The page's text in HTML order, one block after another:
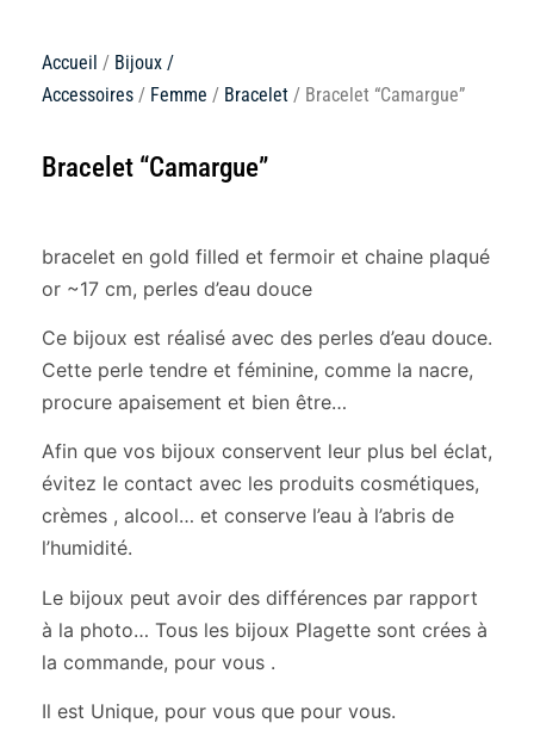
Accueil / Bijoux /
Accessoires / Femme / Bracelet / Bracelet “Camargue”
Bracelet “Camargue”
bracelet en gold filled et fermoir et chaine plaqué
or ~17 cm, perles d’eau douce
Ce bijoux est réalisé avec des perles d’eau douce.
Cette perle tendre et féminine, comme la nacre,
procure apaisement et bien être…
Afin que vos bijoux conservent leur plus bel éclat,
évitez le contact avec les produits cosmétiques,
crèmes , alcool… et conserve l’eau à l’abris de
l’humidité.
Le bijoux peut avoir des différences par rapport
à la photo… Tous les bijoux Plagette sont crées à
la commande, pour vous .
Il est Unique, pour vous que pour vous.